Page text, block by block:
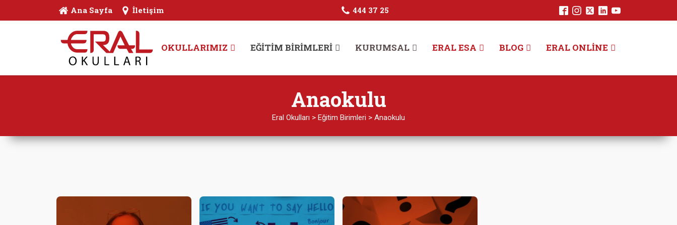
Ana Sayfa İletişim 444 37 25
OKULLARIMIZ EĞITIM BIRIMLERI KURUMSAL ERAL ESA BLOG ERAL ONLINE
Anaokulu
Eral Okulları > Eğitim Birimleri > Anaokulu